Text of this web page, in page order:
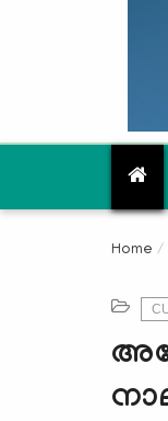
Home